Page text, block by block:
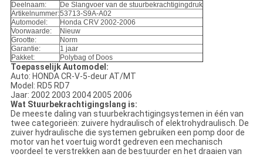
Deelnaam:
De Slangvoer van de stuurbekrachtigingdruk
Artikelnummer:53713-S9A-A02
Automodel:
Honda CRV 2002-2006
Voorwaarde:
Nieuw
Grootte:
Norm
Garantie:
1 jaar
Pakket:
Polybag of Doos
Toepasselijk Automodel:
Auto: HONDA CR-V-5-deur AT/MT
Model: RD5 RD7
Jaar: 2002 2003 2004 2005 2006
Wat Stuurbekrachtigingslang is:
De meeste daling van stuurbekrachtigingsystemen in één van
twee categorieën: zuivere hydraulisch of elektrohydraulisch. De
zuiver hydraulische die systemen gebruiken een pomp door de
motor van het voertuig wordt gedreven een mechanisch
voordeel te verstrekken aan de bestuurder en het draaien van